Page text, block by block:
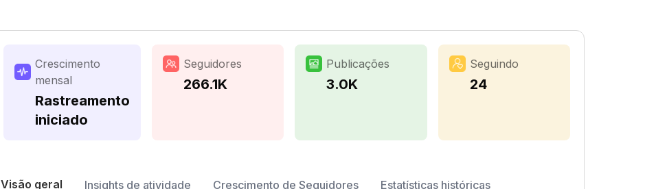
Crescimento
mensal
Rastreamento
iniciado
Seguidores
266.1K
Publicações
3.0K
Seguindo
24
Visão geral Insights de atividade Crescimento de Seguidores Estatísticas históricas